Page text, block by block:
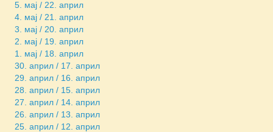
5. мај / 22. април
4. мај / 21. април
3. мај / 20. април
2. мај / 19. април
1. мај / 18. април
30. април / 17. април
29. април / 16. април
28. април / 15. април
27. април / 14. април
26. април / 13. април
25. април / 12. април